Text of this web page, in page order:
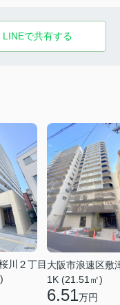
LINEで共有する
川２丁目 大阪市浪速区敷
1K (21.51㎡)
6.51万円